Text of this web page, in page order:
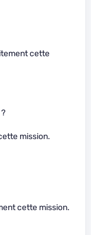
cette
mission.
cette mission.